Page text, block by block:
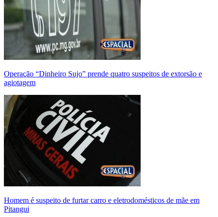
Operação “Dinheiro Sujo” prende quatro suspeitos de extorsão e
agiotagem
Homem é suspeito de furtar carro e eletrodomésticos de mãe em
Pitangui